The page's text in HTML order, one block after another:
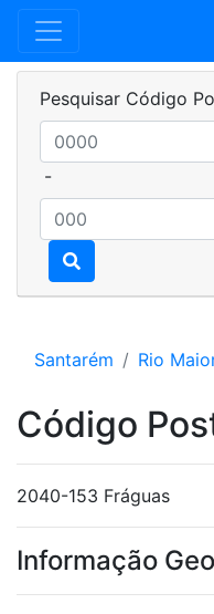
Pesquisar Código
-
Santarém Rio
Código
2040-153 Fráguas
Informação